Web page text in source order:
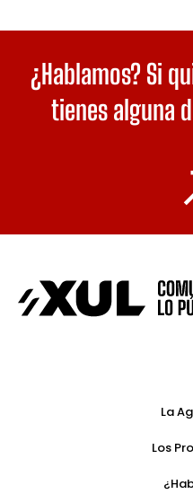
¿Hablamos? Si
tienes alguna
La
Los